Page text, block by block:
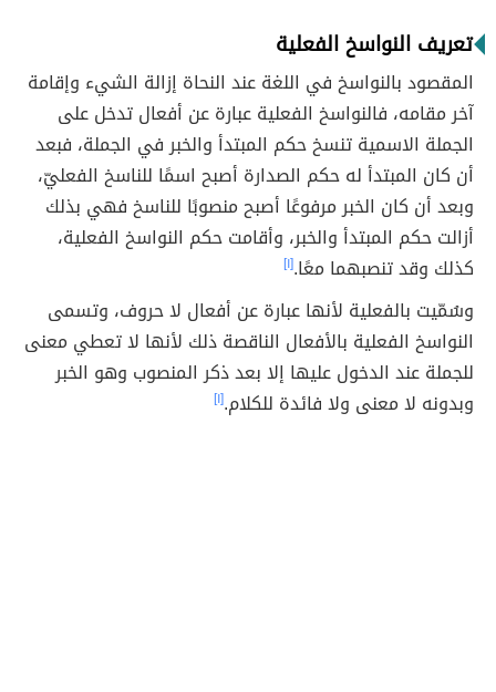
تعريف النواسخ الفعلية
المقصود بالنواسخ في اللغة عند النحاة إزالة الشيء وإقامة
آخر مقامه، فالنواسخ الفعلية عبارة عن أفعال تدخل على
الجملة الاسمية تنسخ حكم المبتدأ والخبر في الجملة، فبعد
أن كان المبتدأ له حكم الصدارة أصبح اسمًا للناسخ الفعليّ،
وبعد أن كان الخبر مرفوعًا أصبح منصوبًا للناسخ فهي بذلك
أزالت حكم المبتدأ والخبر، وأقامت حكم النواسخ الفعلية،
كذلك وقد تنصبهما معًا.[١]
وسُمّيت بالفعلية لأنها عبارة عن أفعال لا حروف، وتسمى
النواسخ الفعلية بالأفعال الناقصة ذلك لأنها لا تعطي معنى
للجملة عند الدخول عليها إلا بعد ذكر المنصوب وهو الخبر
وبدونه لا معنى ولا فائدة للكلام.[١]